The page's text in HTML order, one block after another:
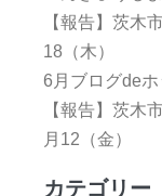
【報告】茨
18（木）
6月ブログde
【報告】茨
月12（金）
カテゴリー